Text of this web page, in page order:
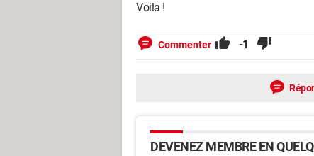
Voila !
Commenter -1
DEVENEZ MEMBRE EN